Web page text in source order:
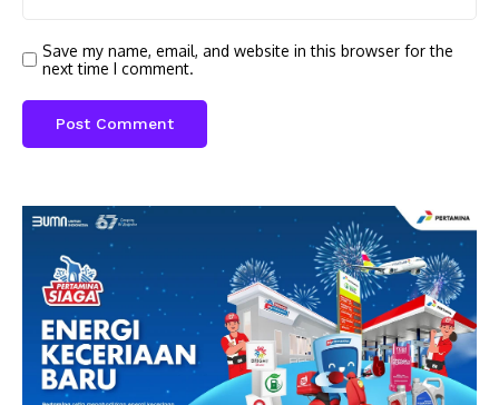
Save my name, email, and website in this browser for the
next time I comment.